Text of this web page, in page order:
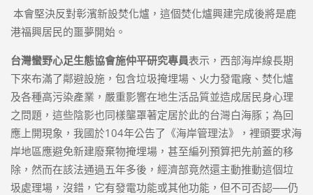
本會堅決反對彰濱新設焚化爐，這個焚化爐興建完成後將是鹿
港福興居民的噩夢開始。
台灣蠻野心足生態協會施仲平研究專員表示，西部海岸線長期
下來布滿了鄰避設施，包含垃圾掩埋場、火力發電廠、焚化爐
及各種高污染產業，嚴重影響在地生活品質並造成居民身心理
之問題，這些陰影也同樣壟罩著定居於此的台灣白海豚；為回
應上開現象，我國於104年公告了《海岸管理法》，裡頭要求海
岸地區應避免新建廢棄物掩埋場，甚至編列預算把先前蓋的移
除，然而在該法通過五年多後，經濟部竟然還主動推動這個垃
圾處理場，沒錯，它有發電功能或其他功能，但不可否認──仍